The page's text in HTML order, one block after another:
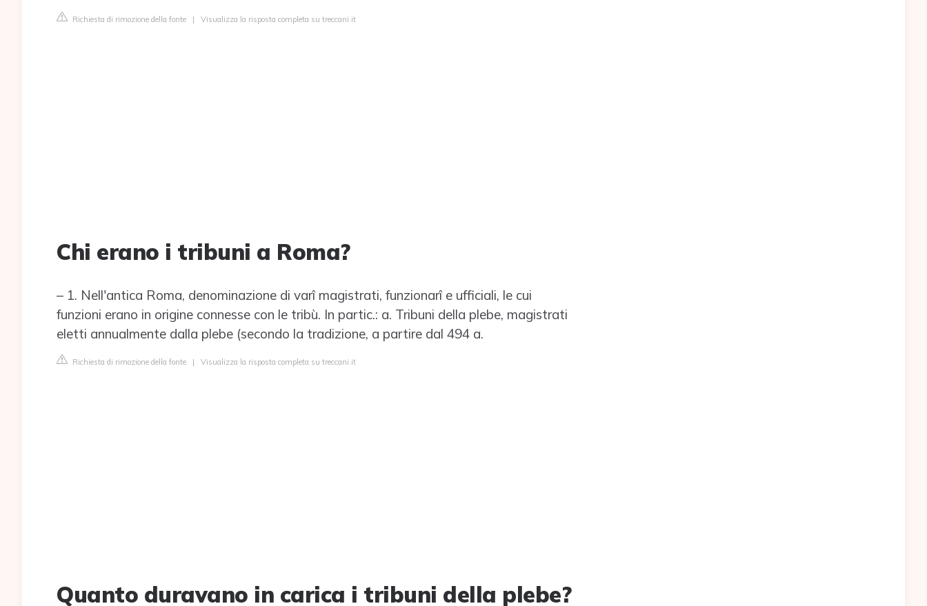
Richiesta di rimozione della fonte | Visualizza la risposta completa su treccani.it
Chi erano i tribuni a Roma?
– 1. Nell'antica Roma, denominazione di varî magistrati, funzionarî e ufficiali, le cui
funzioni erano in origine connesse con le tribù. In partic.: a. Tribuni della plebe, magistrati
eletti annualmente dalla plebe (secondo la tradizione, a partire dal 494 a.
Richiesta di rimozione della fonte | Visualizza la risposta completa su treccani.it
Quanto duravano in carica i tribuni della plebe?